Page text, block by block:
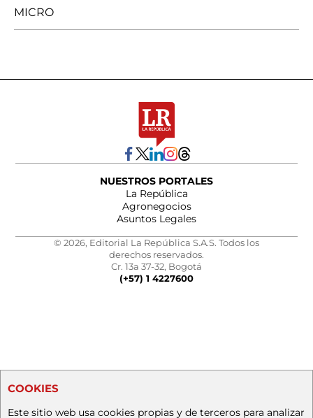
MICRO
NUESTROS PORTALES
La República
Agronegocios
Asuntos Legales
© 2026, Editorial La República S.A.S. Todos los
derechos reservados.
Cr. 13a 37-32, Bogotá
(+57) 1 4227600
COOKIES
Este sitio web usa cookies propias y de terceros para analizar